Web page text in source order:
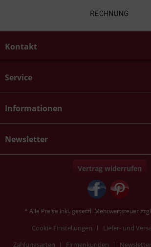
Kontakt
Service
Informationen
Newsletter
Vertrag widerrufen
* Alle Preise inkl. gesetzl. Mehrwertsteuer
Cookie Einstellungen
Liefer- und
Zahlungsarten
Firmenkunden Newsletter